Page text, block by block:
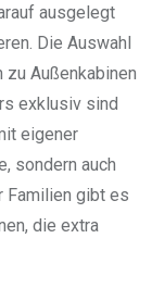
ausgelegt
Die Auswahl
Außenkabinen
exklusiv sind
eigener
sondern auch
Familien gibt es
die extra